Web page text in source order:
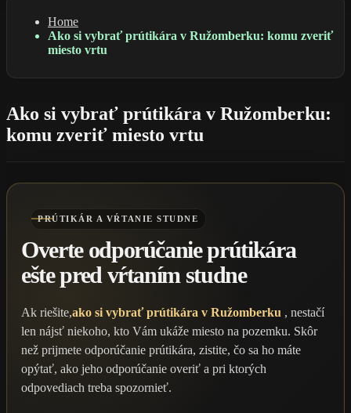
Home
Ako si vybrať prútikára v Ružomberku: komu zveriť
miesto vrtu
Ako si vybrať prútikára v Ružomberku:
komu zveriť miesto vrtu
PRÚTIKÁR A VŔTANIE STUDNE
Overte odporúčanie prútikára
ešte pred vŕtaním studne
Ak riešite,ako si vybrať prútikára v Ružomberku , nestačí
len nájsť niekoho, kto Vám ukáže miesto na pozemku. Skôr
než prijmete odporúčanie prútikára, zistite, čo sa ho máte
opýtať, ako jeho odporúčanie overiť a pri ktorých
odpovediach treba spozornieť.